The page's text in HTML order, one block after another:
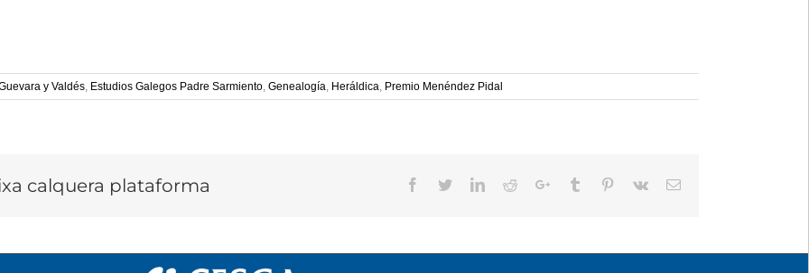
y Valdés, Estudios Galegos Padre Sarmiento, Genealogía, Heráldica, Premio Menéndez Pidal
calquera plataforma Facebook
TwitterLinkedIn
RedditGoogle+Tumblr Pinterest
Vk Email